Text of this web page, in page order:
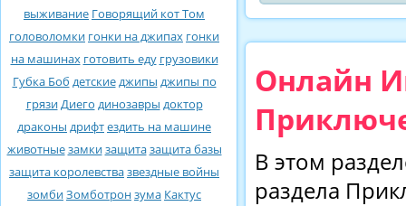
выживание Говорящий кот Том
головоломки гонки на джипах гонки
на машинах готовить еду грузовики
Губка Боб детскиеджипы джипы по
грязиДиего динозавры доктор
драконы дрифтездить на машине
животныезамкизащитазащита базы
защита королевствазвездные войны
зомбиЗомботронзума Кактус
Онлайн
В этом
раздела